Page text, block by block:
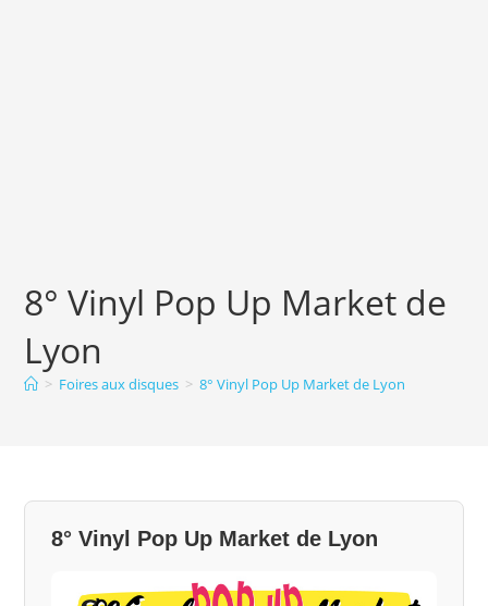
8° Vinyl Pop Up Market de
Lyon
> Foires aux disques > 8° Vinyl Pop Up Market de Lyon
8° Vinyl Pop Up Market de Lyon